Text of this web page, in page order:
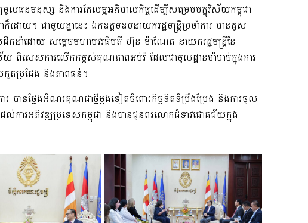
មូលធនមនុស្ស និងការកែលម្អអភិបាលកិច្ចដើម្បីសម្រេចចក្ខុវិស័យកម្ពុជា
យ។ ជាមួយគ្នានេះ ឯកឧត្តមឧបនាយករដ្ឋមន្ត្រីប្រចាំការ បានគូស
កនាំដោយ សម្តេចមហាបវរធិបតី ហ៊ុន ម៉ាណែត នាយករដ្ឋមន្ត្រីនៃ
ស័យ ពិសេសការលើកកម្ពស់គុណភាពអប់រំ ដែលជាមូលដ្ឋានចាំបាច់ក្នុងការ
កួតប្រជែង និងភាពធន់។
រ បានថ្លែងអំណរគុណជាថ្មីម្តងទៀតចំពោះកិច្ចខិតខំប្រឹងប្រែង និងការចូល
ារអភិវឌ្ឍប្រទេសកម្ពុជា និងបានជូនពរលោកជំទាវជោគជ័យក្នុង